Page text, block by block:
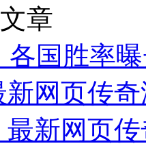
章
各国胜率
网页传
新网页